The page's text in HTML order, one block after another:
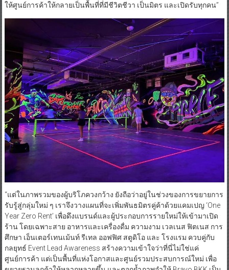
ให้ศูนย์การค้าให้กลายเป็นพื้นที่ที่มีชีวิตชีวา เป็นมิตร และเปิดรับทุกคน”
“แต่ในภาพรวมของผู้บริโภควงกว้าง ยังถือว่าอยู่ในช่วงของการขยายการ
รับรู้สู่กลุ่มใหม่ ๆ เราจึงวางแผนที่จะเพิ่มพันธมิตรคู่ค้าด้วยแคมเปญ ‘One
Year Zero Rent’ เพื่อดึงแบรนด์และผู้ประกอบการรายใหม่ให้เข้ามาเปิด
ร้าน โดยเฉพาะสาย อาหารและเครื่องดื่ม ความงาม เวลเนส ฟิตเนส การ
ศึกษา เอ็นเตอร์เทนเม้นท์ รีเทล ออฟฟิศ สตูดิโอ และ โรงแรม ควบคู่กับ
กลยุทธ์ Event Lead Awareness สร้างความเข้าใจว่าที่นี่ไม่ใช่แค่
ศูนย์การค้า แต่เป็นพื้นที่แห่งโอกาสและศูนย์รวมประสบการณ์ใหม่ เพื่อ